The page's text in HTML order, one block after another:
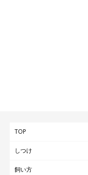
TOP
しつけ
飼い方